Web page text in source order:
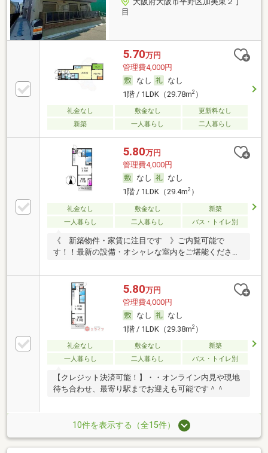
目
5.70万円
管理費4,000円
なし
なし
1階 / 1LDK（29.78m2）
礼金なし 敷金なし
更新料なし
新築
一人暮らし 二人暮らし
5.80万円
管理費4,000円
なし
なし
1階 / 1LDK（29.4m2）
礼金なし 敷金なし
新築
一人暮らし
二人暮らし バス・トイレ別
《 新築物件・家賃に注目です 》ご内覧可能で
す！！最新の設備・オシャレな室内をご堪能くださ
5.80万円
管理費4,000円
なし
なし
1階 / 1LDK（29.38m2）
礼金なし 敷金なし
新築
一人暮らし
二人暮らし バス・トイレ別
【クレジット決済可能！】・・オンライン内見や現地
待ち合わせ、最寄り駅までお迎えも可能です＾＾
10件を表示する（全15件）